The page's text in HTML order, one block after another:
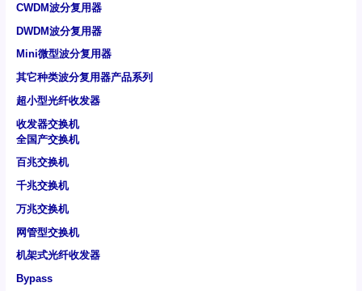
CWDM波分复用器
DWDM波分复用器
Mini微型波分复用器
其它种类波分复用器产品系列
超小型光纤收发器
收发器交换机
全国产交换机
百兆交换机
千兆交换机
万兆交换机
网管型交换机
机架式光纤收发器
Bypass